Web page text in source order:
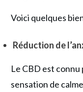
Voici quelques
Réduction de
Le CBD est
sensation de